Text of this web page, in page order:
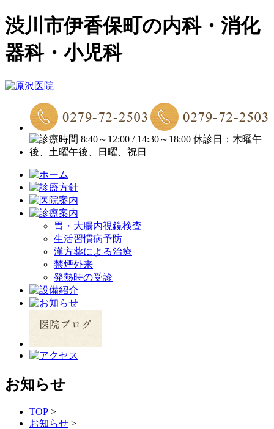
渋川市伊香保町の内科・消化
器科・小児科
胃・大腸内視鏡検査
生活習慣病予防
漢方薬による治療
禁煙外来
発熱時の受診
お知らせ
TOP >
お知らせ >